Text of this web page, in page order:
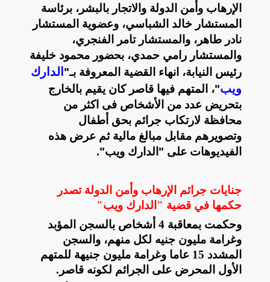
الإرهاب وأمن الدولة والاتجار بالبشر، برئاسة
المستشار خالد الشباسي، وعضوية المستشار
نادر طاهر، والمستشار تامر الفنجري،
والمستشار رامي حمدي، بحضور محمود خليفة
رئيس النيابة، انهاء القضية المعروفة بـ" الدارك
ويب"، المتهم فيها قاصر كان يقيم بالخارج
بتحريض عدد من الأشخاص فى اكثر من
محافظة لارتكاب جرائم بحق أطفال
وتصويرهم مقابل مبالغ مالية ثم عرض هذه
الفيديوهات على "الدارك ويب".
جنايات جرائم الإرهاب وأمن الدولة تصدر
حكمها في قضية "الدارك ويب"
وحكمت بمعاقبة 4 أشخاص بالسجن المؤبد
وغرامة مليون جنيه لكل منهم، والسجن
المشدد 15 عاما وغرامة مليون جنيهة للمتهم
الأول المحرض على الجرائم لكونه قاصر.